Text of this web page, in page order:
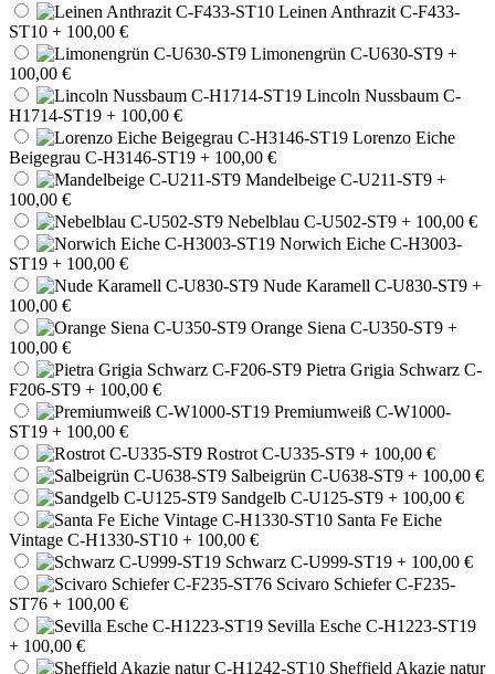
Leinen Anthrazit C-F433-
ST10 + 100,00 €
Limonengrün C-U630-ST9 +
100,00 €
Lincoln Nussbaum C-
H1714-ST19 + 100,00 €
Lorenzo Eiche
Beigegrau C-H3146-ST19 + 100,00 €
Mandelbeige C-U211-ST9 +
100,00 €
Nebelblau C-U502-ST9 + 100,00 €
Norwich Eiche C-H3003-
ST19 + 100,00 €
Nude Karamell C-U830-ST9 +
100,00 €
Orange Siena C-U350-ST9 +
100,00 €
Pietra Grigia Schwarz C-
F206-ST9 + 100,00 €
Premiumweiß C-W1000-
ST19 + 100,00 €
Rostrot C-U335-ST9 + 100,00 €
Salbeigrün C-U638-ST9 + 100,00 €
Sandgelb C-U125-ST9 + 100,00 €
Santa Fe Eiche
Vintage C-H1330-ST10 + 100,00 €
Schwarz C-U999-ST19 + 100,00 €
Scivaro Schiefer C-F235-
ST76 + 100,00 €
Sevilla Esche C-H1223-ST19
+ 100,00 €
Sheffield Akazie natur